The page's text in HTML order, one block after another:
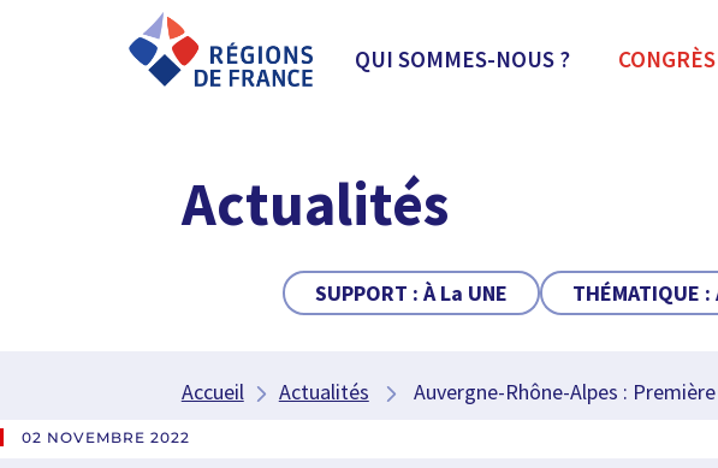
QUI SOMMES-NOUS ? CONGRÈS
Actualités
SUPPORT : À La UNE THÉMATIQUE :
Accueil Actualités Auvergne-Rhône-Alpes :
02 NOVEMBRE 2022